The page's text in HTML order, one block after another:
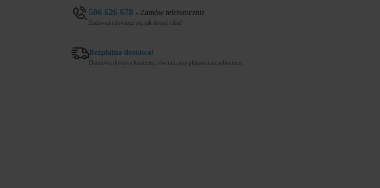
506 626 678 - Zamów telefonicznie
Zadzwoń i dowiedz się, jak dostać rabat!
Bezpłatna dostawa!
Darmowa dostawa kurierem, również przy płatności za pobraniem.